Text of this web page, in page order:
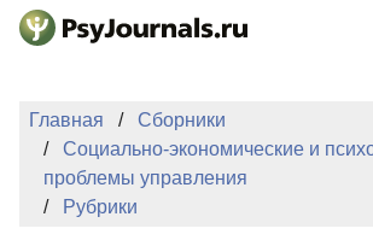
Перейти к основному содержанию
НОВОСТИ
Главная
Сборники
Социально-экономические и
проблемы управления
Рубрики